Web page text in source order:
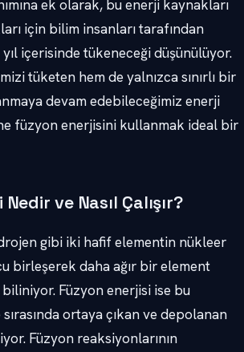
ek olarak, bu enerji kaynakları
için bilim insanları tarafından
içerisinde tükeneceği düşünülüyor.
tüketen hem de yalnızca sınırlı bir
devam edebileceğimiz enerji
füzyon enerjisini kullanmak ideal bir
ve Nasıl Çalışır?
gibi iki hafif elementin nükleer
birleşerek daha ağır bir element
Füzyon enerjisi ise bu
ortaya çıkan ve depolanan
Füzyon reaksiyonlarının